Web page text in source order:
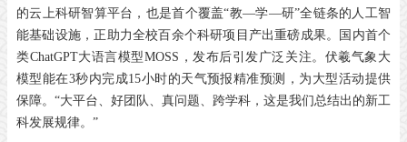
的云上科研智算平台，也是首个覆盖“教—学—研”全链条的人工智
能基础设施，正助力全校百余个科研项目产出重磅成果。国内首个
类ChatGPT大语言模型MOSS，发布后引发广泛关注。伏羲气象大
模型能在3秒内完成15小时的天气预报精准预测，为大型活动提供
保障。“大平台、好团队、真问题、跨学科，这是我们总结出的新工
科发展规律。”